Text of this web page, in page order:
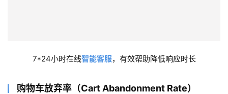
7*24小时在线智能客服，有效帮助降低响应时长
购物车放弃率（Cart Abandonment Rate）